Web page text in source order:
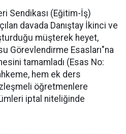
Sendikası (Eğitim-İş)
davada Danıştay İkinci ve
müşterek heyet,
Görevlendirme Esasları"na
tamamladı (Esas No:
hem ek ders
öğretmenlere
iptal niteliğinde